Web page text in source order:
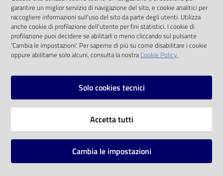
Eventi
Chiedi al
bibliotecario
solo alle condizioni previste dalla direttiva
comunitaria 2003/98/CE e dal d.lgs. 36/2006
SOCIAL
Instagram
Vai alla pagina
Mappa del sito
garantire un miglior servizio di navigazione del sito, e cookie analitici per
raccogliere informazioni sull'uso del sito da parte degli utenti. Utilizza
anche cookie di profilazione dell'utente per fini statistici. I cookie di
profilazione puoi decidere se abilitarli o meno cliccando sul pulsante
'Cambia le impostazioni'. Per saperne di più su come disabilitare i cookie
oppure abilitarne solo alcuni, consulta la nostraCookie Policy.
Solo cookies tecnici
Accetta tutti
Cambia le impostazioni